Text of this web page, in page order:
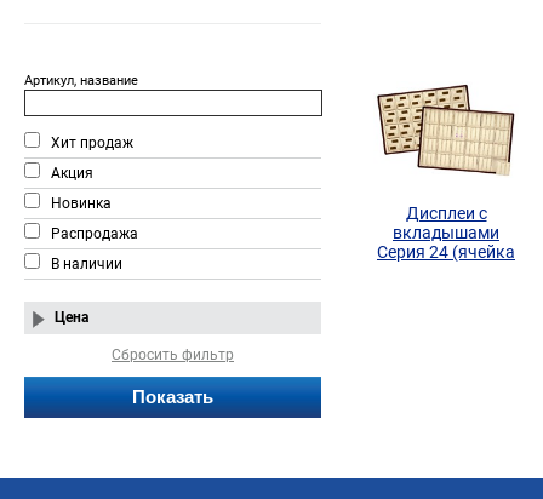
Артикул, название
Хит продаж
Акция
Новинка
Распродажа
В наличии
Цена
Сбросить фильтр
Дисплеи c
вкладышами
Серия 24 (ячейка